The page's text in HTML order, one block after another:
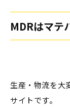
MDRはマテ
生産・物流を大
サイトです。